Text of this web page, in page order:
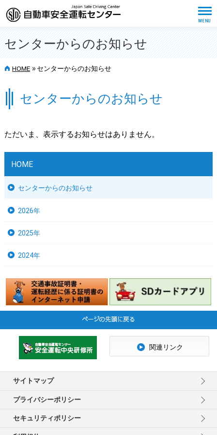
センターからのお知らせ
HOME >> センターからのお知らせ
センターからのお知らせ
ただいま、表示するお知らせはありません。
HOME
センターからのお知らせ
2026年
2025年
2024年
サイトマップ
プライバシーポリシー
セキュリティポリシー
関連リンク